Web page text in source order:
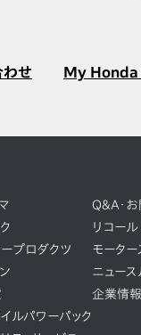
わせ My Honda
プロダクツ
ルパワーパック
Q&A・
リコール
モータ
ニュース
企業情